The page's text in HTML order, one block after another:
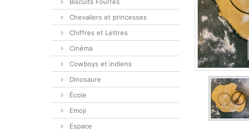
Chevaliers et princesses
Chiffres et Lettres
Cinéma
Cowboys et indiens
Dinosaure
École
Emoji
Espace